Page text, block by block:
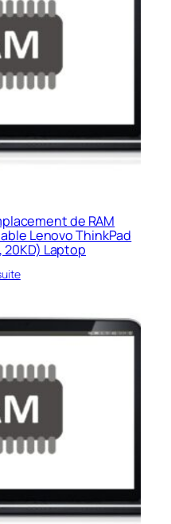
de RAM
Lenovo ThinkPad
20KD) Laptop